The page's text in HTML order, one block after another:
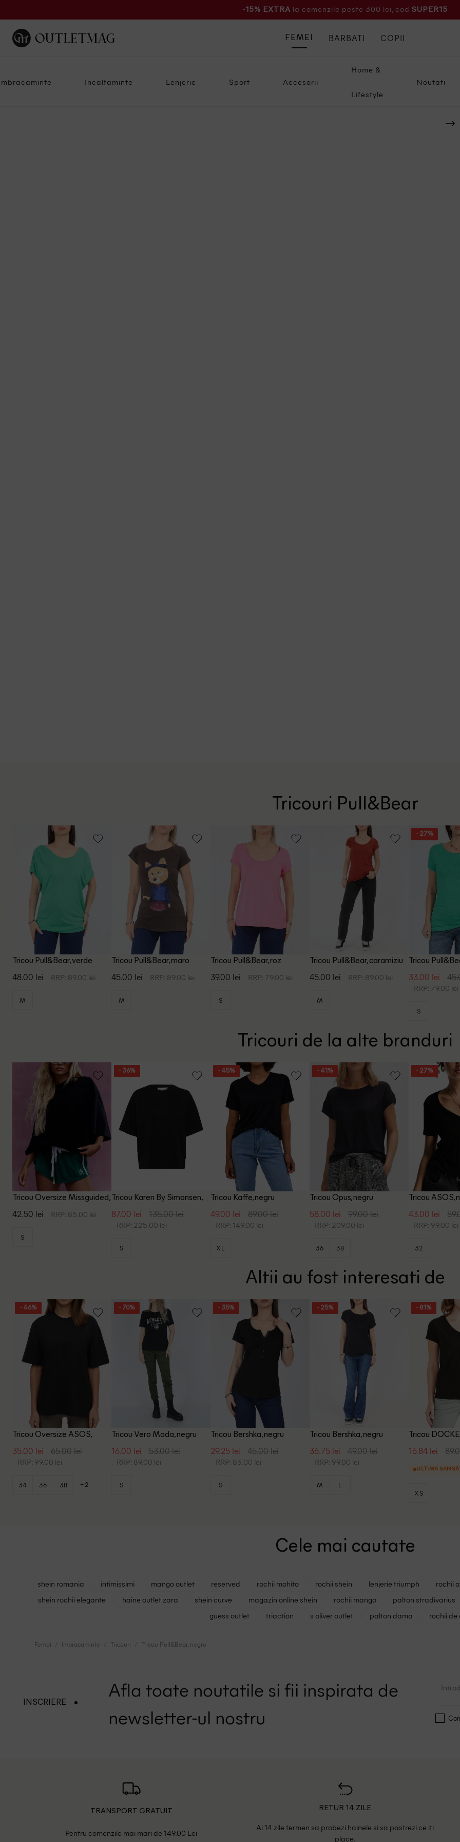
-15% EXTRA la comenzile peste 300 lei, cod SUPER15
Incaltaminte Lenjerie Sport Accesorii
Home &
Lifestyle
Noutati
FEMEI BARBATI COPII
Tricouri Pull&Bear
Tricou Pull&Bear, verde
48.00 lei RRP: 89.00 lei
M
Tricou Pull&Bear, maro
45.00 lei RRP: 89.00 lei
M
Tricou Pull&Bear, roz
39.00 lei RRP: 79.00 lei
S
Tricou Pull&Bear, caramiziu
45.00 lei RRP: 89.00 lei
M
- 27%
Tricou
33.00 lei
RRP: 79.00 lei
S
Tricouri de la alte branduri
Tricou Oversize Missguided,
42.50 lei RRP: 85.00 lei
S
- 36%
Tricou Karen By Simonsen,
87.00 lei 135.00 lei
RRP: 225.00 lei
S
- 45%
Tricou Kaffe, negru
49.00 lei 89.00 lei
RRP: 149.00 lei
XL
- 41%
Tricou Opus, negru
58.00 lei 99.00 lei
RRP: 209.00 lei
36 38
- 27%
Tricou ASOS,
43.00 lei
RRP: 99.00 lei
32
Altii au fost interesati de
- 46%
Tricou Oversize ASOS,
35.00 lei 65.00 lei
RRP: 99.00 lei
34 36 38 +2
- 70%
Tricou Vero Moda, negru
16.00 lei 53.00 lei
RRP: 89.00 lei
S
- 35%
Tricou Bershka, negru
29.25 lei 45.00 lei
RRP: 85.00 lei
S
- 25%
Tricou Bershka, negru
36.75 lei 49.00 lei
RRP: 99.00 lei
M L
- 81%
Tricou
16.84 lei
ULTIMA ȘANSĂ
XS
Cele mai cautate
shein romania intimissimi mango outlet reserved rochii mohito rochii shein lenjerie triumph rochii
shein rochii elegante
haine outlet zara shein curve magazin online shein rochii mango palton stradivarius
guess outlet
triaction s oliver outlet palton dama rochii de
Femei Imbracaminte Tricouri Tricou Pull&Bear, negru
INSCRIERE
Afla toate noutatile si fii inspirata de
newsletter-ul nostru
TRANSPORT GRATUIT
Pentru comenzile mai mari de 149.00 Lei
RETUR 14 ZILE
Ai 14 zile termen sa probezi hainele si sa pastrezi ce iti
place.